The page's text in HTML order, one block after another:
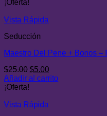
$25.00.
¡Oferta!
Vista Rápida
Seducción
Maestro Del Pene + Bonos –
$25.00 El
precio
$25.00.
$5.00El
precio
Añadir al carrito
¡Oferta!
Vista Rápida